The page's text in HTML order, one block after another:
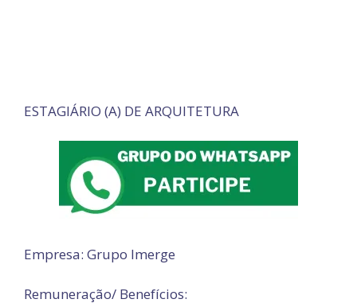
ESTAGIÁRIO (A) DE ARQUITETURA
Empresa: Grupo Imerge
Remuneração/ Benefícios: